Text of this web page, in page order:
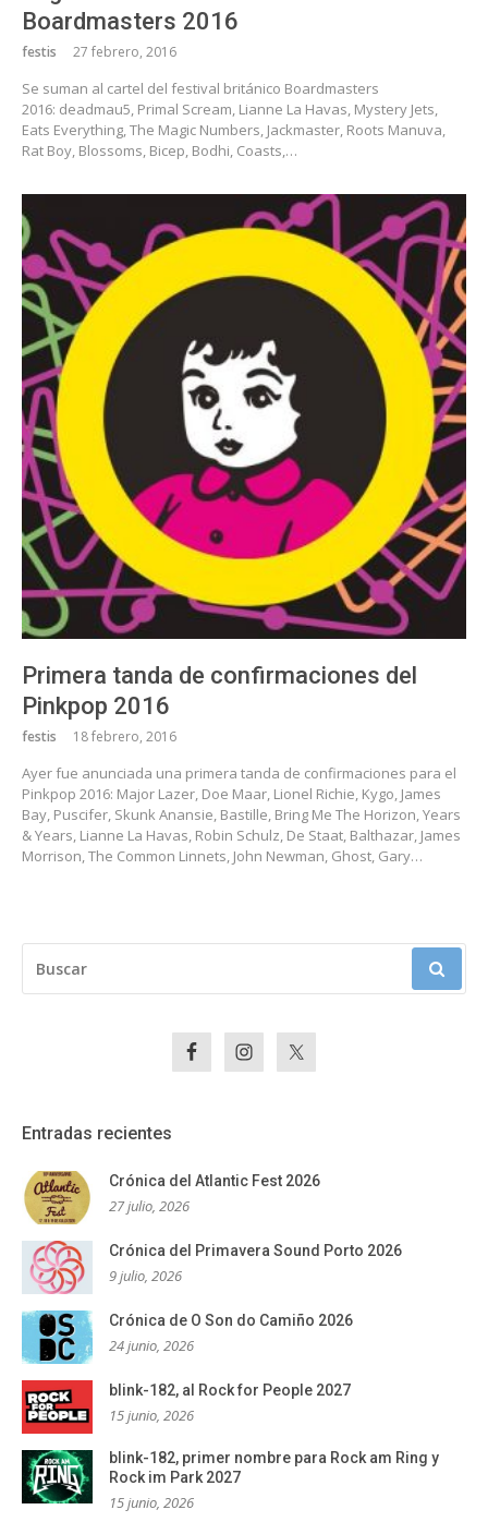
Boardmasters 2016
festis 27 febrero, 2016
Se suman al cartel del festival británico Boardmasters
2016: deadmau5, Primal Scream, Lianne La Havas, Mystery Jets,
Eats Everything, The Magic Numbers, Jackmaster, Roots Manuva,
Rat Boy, Blossoms, Bicep, Bodhi, Coasts,…
Primera tanda de confirmaciones del
Pinkpop 2016
festis 18 febrero, 2016
Ayer fue anunciada una primera tanda de confirmaciones para el
Pinkpop 2016: Major Lazer, Doe Maar, Lionel Richie, Kygo, James
Bay, Puscifer, Skunk Anansie, Bastille, Bring Me The Horizon, Years
& Years, Lianne La Havas, Robin Schulz, De Staat, Balthazar, James
Morrison, The Common Linnets, John Newman, Ghost, Gary…
Entradas recientes
Crónica del Atlantic Fest 2026
27 julio, 2026
Crónica del Primavera Sound Porto 2026
9 julio, 2026
Crónica de O Son do Camiño 2026
24 junio, 2026
blink-182, al Rock for People 2027
15 junio, 2026
blink-182, primer nombre para Rock am Ring y
Rock im Park 2027
15 junio, 2026